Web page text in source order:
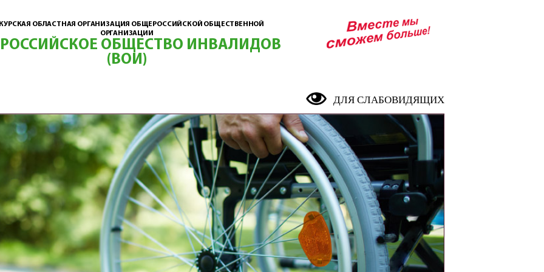
ОБЛАСТНАЯ ОРГАНИЗАЦИЯ ОБЩЕРОССИЙСКОЙ ОБЩЕСТВЕННОЙ
ОРГАНИЗАЦИИ
ОБЩЕСТВО ИНВАЛИДОВ
(ВОИ)
ДЛЯ СЛАБОВИДЯЩИХ